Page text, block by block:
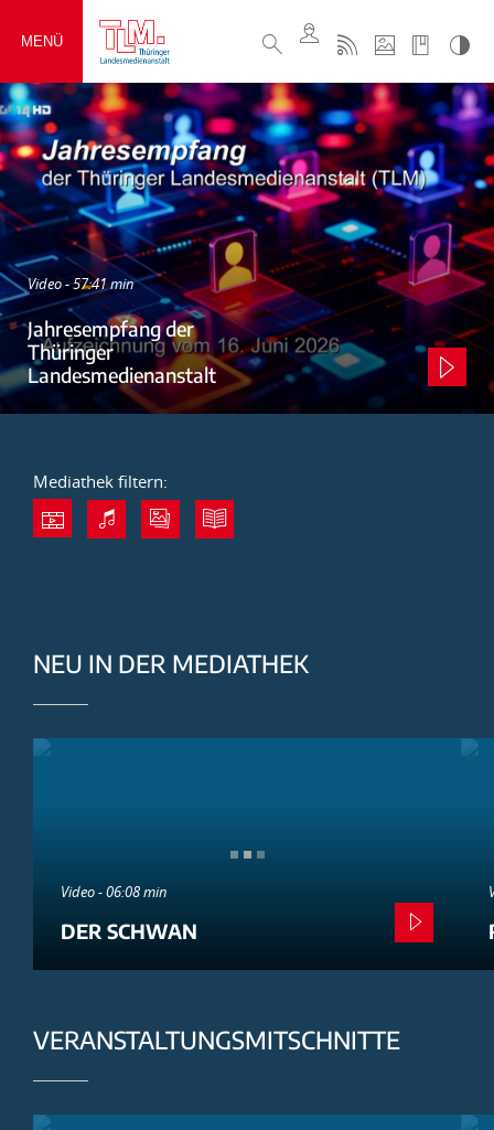
MENÜ
Video - 57:41 min
Jahresempfang der
Thüringer
Landesmedienanstalt
Mediathek filtern:
NEU IN DER MEDIATHEK
Video - 06:08 min
DER SCHWAN
VERANSTALTUNGSMITSCHNITTE